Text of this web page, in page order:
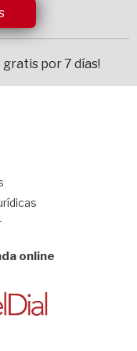
gratis por 7 días!
online